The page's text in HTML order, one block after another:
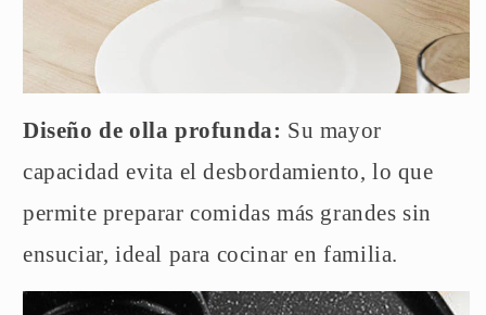
Diseño de olla profunda: Su mayor
capacidad evita el desbordamiento, lo que
permite preparar comidas más grandes sin
ensuciar, ideal para cocinar en familia.